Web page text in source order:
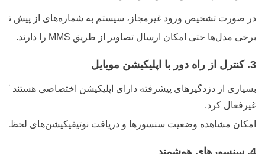
در صورت تشخیص ورود غیرمجاز، سیستم به شماره‌های از پیش
برخی مدل‌ها حتی امکان ارسال تصاویر از طریق MMS را دارند.
3. کنترل از راه دور با اپلیکیشن موبایل
بسیاری از دزدگیرهای پیشرفته دارای اپلیکیشن اختصاصی هستند
غیرفعال کرد.
امکان مشاهده وضعیت سنسورها و دریافت نوتیفیکیشن‌های